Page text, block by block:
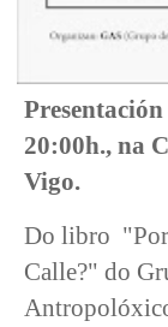
20:00h., na
Vigo.
Do libro "Por
Calle?" do